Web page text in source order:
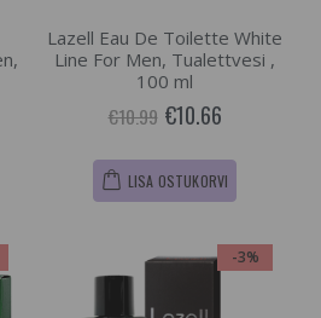
Lazell Eau De Toilette White
Line For Men, Tualettvesi ,
100 ml
€10.99 €10.66
LISA OSTUKORVI
-3%